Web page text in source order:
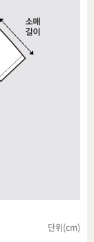
단위(cm)